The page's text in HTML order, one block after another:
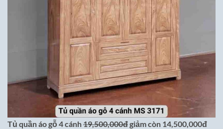
Tủ quần áo gỗ 4 cánh19,500,000đgiảm còn 14,500,000đ